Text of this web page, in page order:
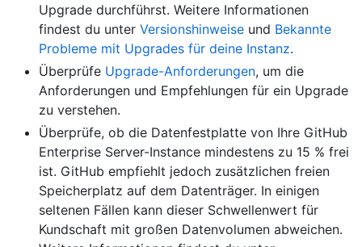
Upgrade durchführst. Weitere Informationen
findest du unter Versionshinweise und Bekannte
Probleme mit Upgrades für deine Instanz.
Überprüfe Upgrade-Anforderungen, um die
Anforderungen und Empfehlungen für ein Upgrade
zu verstehen.
Überprüfe, ob die Datenfestplatte von Ihre GitHub
Enterprise Server-Instance mindestens zu 15 % frei
ist. GitHub empfiehlt jedoch zusätzlichen freien
Speicherplatz auf dem Datenträger. In einigen
seltenen Fällen kann dieser Schwellenwert für
Kundschaft mit großen Datenvolumen abweichen.